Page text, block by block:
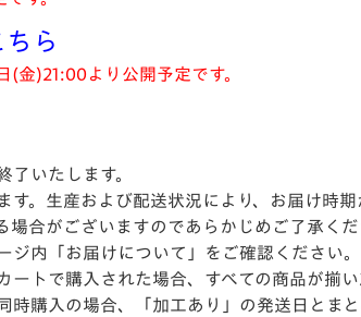
ちら
金)21:00より公開予定です。
いたします。
。生産および配送状況により、お届け時
場合がございますのであらかじめご了承くだ
内「お届けについて」をご確認ください。
トで購入された場合、すべての商品が揃
購入の場合、「加工あり」の発送日とまと